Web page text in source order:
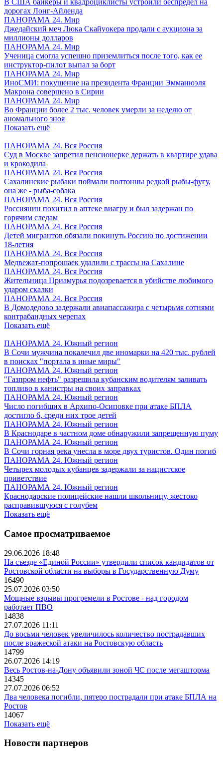
В США байкеры и квадроциклисты устроили беспредел на
дорогах Лонг-Айленда
ПАНОРАМА 24. Мир
Джедайский меч Люка Скайуокера продали с аукциона за
миллионы долларов
ПАНОРАМА 24. Мир
Ученица смогла успешно приземлиться после того, как ее
инструктор-пилот выпал за борт
ПАНОРАМА 24. Мир
ИноСМИ: покушение на президента Франции Эмманюэля
Макрона совершено в Сирии
ПАНОРАМА 24. Мир
Во Франции более 2 тыс. человек умерли за неделю от
аномального зноя
Показать ещё
ПАНОРАМА 24. Вся Россия
Суд в Москве запретил пенсионерке держать в квартире удава
и крокодила
ПАНОРАМА 24. Вся Россия
Сахалинские рыбаки поймали полтонны редкой рыбы-фугу,
она же - рыба-собака
ПАНОРАМА 24. Вся Россия
Россиянин похитил в аптеке виагру и был задержан по
горячим следам
ПАНОРАМА 24. Вся Россия
Детей мигрантов обязали покинуть Россию по достижении
18-летия
ПАНОРАМА 24. Вся Россия
Медвежат-попрошаек удалили с трассы на Сахалине
ПАНОРАМА 24. Вся Россия
Жительница Приамурья подозревается в убийстве любимого
ударом скалки
ПАНОРАМА 24. Вся Россия
В Домодедово задержали авиапассажира с четырьмя сотнями
контрабандных черепах
Показать ещё
ПАНОРАМА 24. Южный регион
В Сочи мужчина покалечил две иномарки на 420 тыс. рублей
в поисках "портала в иные миры"
ПАНОРАМА 24. Южный регион
"Газпром нефть" разрешила кубанским водителям заливать
топливо в канистры на своих заправках
ПАНОРАМА 24. Южный регион
Число погибших в Архипо-Осиповке при атаке БПЛА
достигло 6, среди них трое детей
ПАНОРАМА 24. Южный регион
В Краснодаре в частном доме обнаружили запрещенную пуму
ПАНОРАМА 24. Южный регион
В Сочи горная река унесла в море двух туристов. Один погиб
ПАНОРАМА 24. Южный регион
Четырех молодых кубанцев задержали за нацистское
приветствие
ПАНОРАМА 24. Южный регион
Краснодарские полицейские нашли школьницу, жестоко
расправившуюся с голубем
Показать ещё
Самое просматриваемое
29.06.2026 18:48
На съезде «Единой России» утвердили список кандидатов от
Ростовской области на выборы в Государственную Думу
16490
25.07.2026 03:50
Мощные взрывы прогремели в Ростове - над городом
работает ПВО
14838
27.07.2026 11:11
До восьми человек увеличилось количество пострадавших
после вражеской атаки на Ростовскую область
14799
26.07.2026 14:19
Весь Ростов-на-Дону объявили зоной ЧС после мегашторма
14345
27.07.2026 06:52
Два человека погибли, пятеро пострадали при атаке БПЛА на
Ростов
14067
Показать ещё
Новости партнеров